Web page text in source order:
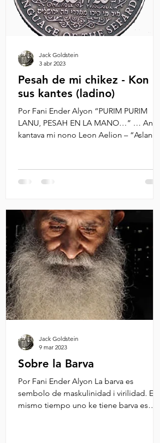
Pesah de mi chikez - Kon
sus kantes (ladino)
Por Fani Ender Alyon “PURIM PURIM
LANU, PESAH EN LA MANO…” … Ansi
kantava mi nono Leon Aelion – “Aslan
Jack Goldstein
3 abr 2023
Sobre la Barva
Por Fani Ender Alyon La barva es
sembolo de maskulinidad i virilidad. En
mismo tiempo uno ke tiene barva es
Jack Goldstein
9 mar 2023